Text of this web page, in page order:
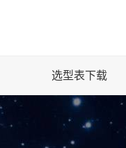
选型表下载